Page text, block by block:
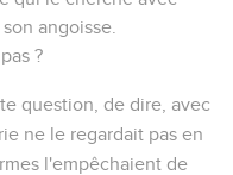
angoisse.
?
question, de dire, avec
ne le regardait pas en
l'empêchaient de